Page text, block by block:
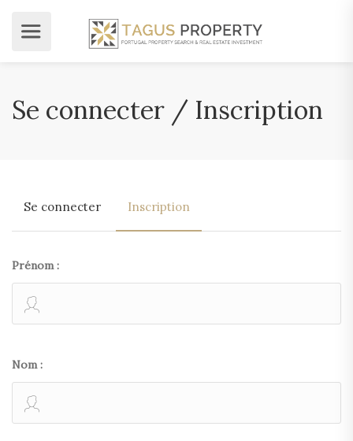
Se connecter / Inscription
Se connecter Inscription
Prénom :
Nom :